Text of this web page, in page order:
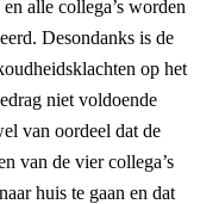
alle collega’s worden
Desondanks is de
op het
niet voldoende
van oordeel dat de
van de vier collega’s
huis te gaan en dat